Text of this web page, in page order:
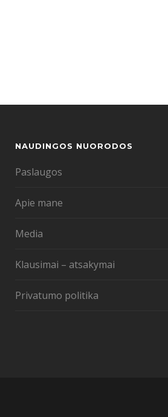
NAUDINGOS NUORODOS
Paslaugos
Apie mane
Media
Klausimai – atsakymai
Privatumo politika